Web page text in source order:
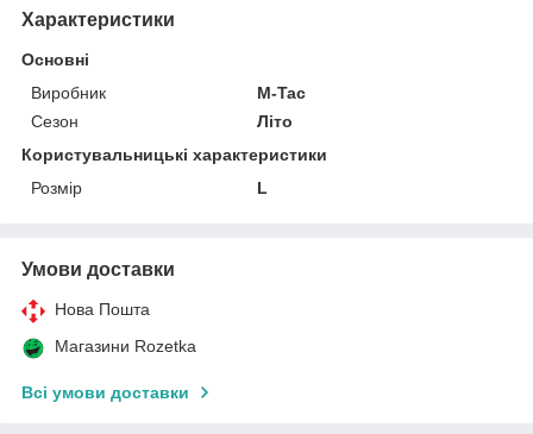
Характеристики
Основні
Виробник
M-Tac
Сезон
Літо
Користувальницькі характеристики
Розмір
L
Умови доставки
Нова Пошта
Магазини Rozetka
Всі умови доставки